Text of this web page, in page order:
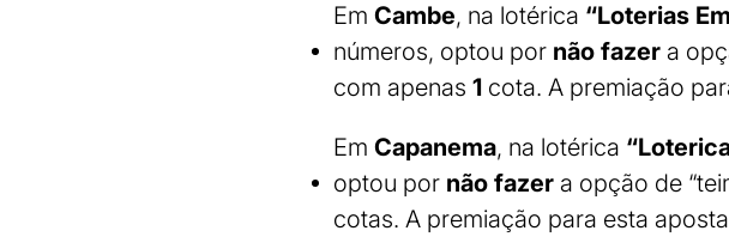
Em Cambe, na lotérica “Loterias
números, optou por não fazer a
com apenas 1 cota. A premiação
Em Capanema, na lotérica
optou por não fazer a opção de
cotas. A premiação para esta